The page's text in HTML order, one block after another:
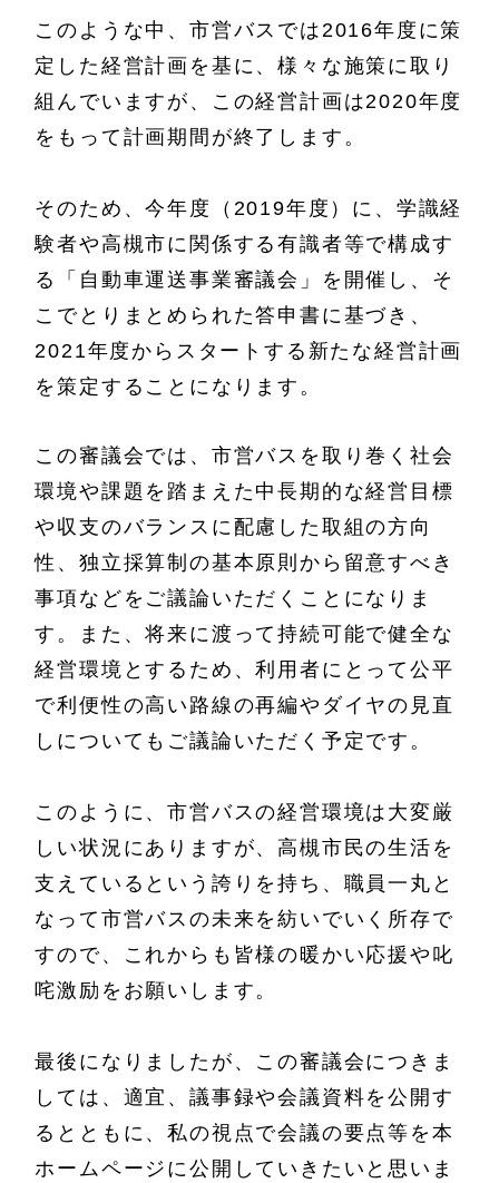
このような中、市営バスでは2016年度に策
定した経営計画を基に、様々な施策に取り
組んでいますが、この経営計画は2020年度
をもって計画期間が終了します。
そのため、今年度（2019年度）に、学識経
験者や高槻市に関係する有識者等で構成す
る「自動車運送事業審議会」を開催し、そ
こでとりまとめられた答申書に基づき、
2021年度からスタートする新たな経営計画
を策定することになります。
この審議会では、市営バスを取り巻く社会
環境や課題を踏まえた中長期的な経営目標
や収支のバランスに配慮した取組の方向
性、独立採算制の基本原則から留意すべき
事項などをご議論いただくことになりま
す。また、将来に渡って持続可能で健全な
経営環境とするため、利用者にとって公平
で利便性の高い路線の再編やダイヤの見直
しについてもご議論いただく予定です。
このように、市営バスの経営環境は大変厳
しい状況にありますが、高槻市民の生活を
支えているという誇りを持ち、職員一丸と
なって市営バスの未来を紡いでいく所存で
すので、これからも皆様の暖かい応援や叱
咤激励をお願いします。
最後になりましたが、この審議会につきま
しては、適宜、議事録や会議資料を公開す
るとともに、私の視点で会議の要点等を本
ホームページに公開していきたいと思いま